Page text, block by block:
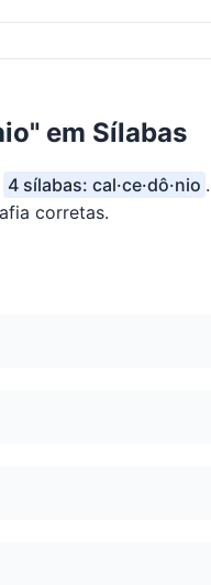
em Sílabas
4 sílabas: cal·ce·dô·nio
corretas.